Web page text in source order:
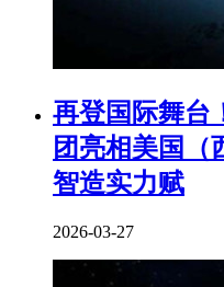
再登国际舞台
团亮相美国（
智造实力赋
2026-03-27